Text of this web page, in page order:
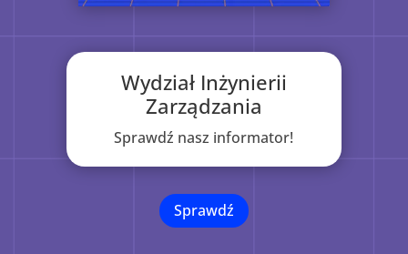
Wydział Inżynierii
Zarządzania
Sprawdź nasz informator!
Sprawdź